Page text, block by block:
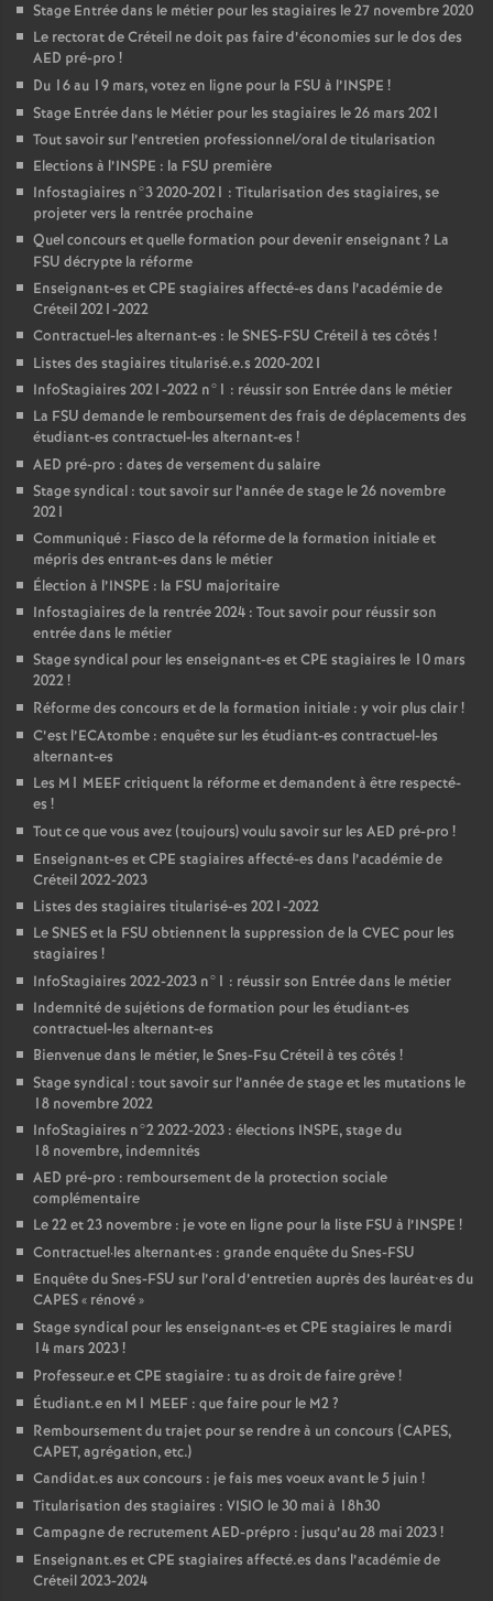
Stage Entrée dans le métier pour les stagiaires le 27 novembre 2020
Le rectorat de Créteil ne doit pas faire d’économies sur le dos des
AED pré-pro !
Du 16 au 19 mars, votez en ligne pour la FSU à l’INSPE !
Stage Entrée dans le Métier pour les stagiaires le 26 mars 2021
Tout savoir sur l’entretien professionnel/oral de titularisation
Elections à l’INSPE : la FSU première
Infostagiaires n°3 2020-2021 : Titularisation des stagiaires, se
projeter vers la rentrée prochaine
Quel concours et quelle formation pour devenir enseignant? La
FSU décrypte la réforme
Enseignant-es etCPE stagiaires affecté-es dans l’académie de
Créteil 2021-2022
Contractuel-les alternant-es : leSNES-FSU Créteil à tes côtés !
Listes des stagiaires titularisé.e.s 2020-2021
InfoStagiaires 2021-2022 n°1 : réussir son Entrée dans le métier
La FSU demande le remboursement des frais de déplacements des
étudiant-es contractuel-les alternant-es !
AED pré-pro : dates de versement du salaire
Stage syndical : tout savoir sur l’année de stage le 26 novembre
2021
Communiqué : Fiasco de la réforme de la formation initiale et
mépris des entrant-es dans le métier
Élection à l’INSPE : la FSU majoritaire
Infostagiaires de la rentrée 2024 : Tout savoir pour réussir son
entrée dans le métier
Stage syndical pour les enseignant-es etCPE stagiaires le 10 mars
2022!
Réforme des concours et de la formation initiale : y voir plus clair!
C’est l’ECAtombe : enquête sur les étudiant-es contractuel-les
alternant-es
Les M1 MEEFcritiquent la réforme et demandent à être respecté-
es !
Tout ce que vous avez (toujours) voulu savoir sur les AED pré-pro !
Enseignant-es etCPE stagiaires affecté-es dans l’académie de
Créteil 2022-2023
Listes des stagiaires titularisé-es 2021-2022
LeSNESet la FSU obtiennent la suppression de la CVEC pour les
stagiaires !
InfoStagiaires 2022-2023 n°1 : réussir son Entrée dans le métier
Indemnité de sujétions de formation pour les étudiant-es
contractuel-les alternant-es
Bienvenue dans le métier, le Snes-Fsu Créteil à tes côtés !
Stage syndical : tout savoir sur l’année de stage et les mutations le
18 novembre 2022
InfoStagiaires n°2 2022-2023 : élections INSPE, stage du
18 novembre, indemnités
AED pré-pro : remboursement de la protection sociale
complémentaire
Le 22 et 23 novembre : je vote en ligne pour la liste FSU à l’INSPE !
Contractuel·les alternant·es : grande enquête du Snes-FSU
Enquête du Snes-FSU sur l’oral d’entretien auprès des lauréat•es du
CAPES« rénové»
Stage syndical pour les enseignant-es etCPE stagiaires le mardi
14 mars 2023!
Professeur.e etCPE stagiaire : tu as droit de faire grève!
Étudiant.e en M1 MEEF : que faire pour le M2?
Remboursement du trajet pour se rendre à un concours (CAPES,
CAPET, agrégation, etc.)
Candidat.es aux concours : je fais mes voeux avant le 5 juin !
Titularisation des stagiaires : VISIO le 30 mai à 18h30
Campagne de recrutementAED-prépro : jusqu’au 28 mai 2023!
Enseignant.es etCPE stagiaires affecté.es dans l’académie de
Créteil 2023-2024